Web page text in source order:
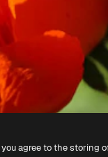
agree to the storing